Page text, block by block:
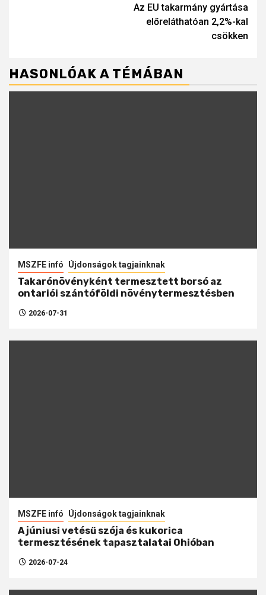
Az EU takarmány gyártása
előreláthatóan 2,2%-kal
csökken
HASONLÓAK A TÉMÁBAN
MSZFE infó Újdonságok tagjainknak
Takarónövényként termesztett borsó az
ontariói szántóföldi növénytermesztésben
2026-07-31
MSZFE infó Újdonságok tagjainknak
A júniusi vetésű szója és kukorica
termesztésének tapasztalatai Ohióban
2026-07-24